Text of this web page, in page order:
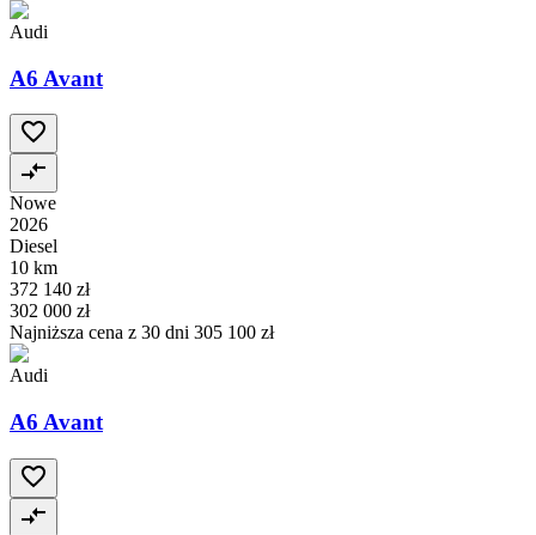
Audi
A6 Avant
Nowe
2026
Diesel
10 km
372 140 zł
302 000 zł
Najniższa cena z 30 dni 305 100 zł
Audi
A6 Avant